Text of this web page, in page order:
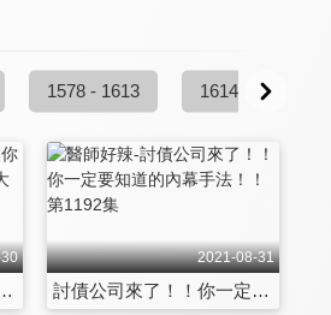
1578 - 1613 1614 - 1649
短命的方法大公開？！ 第1191集
2021-08-31
討債公司來了！！你一定要知道的內幕手法！！ 第1192集